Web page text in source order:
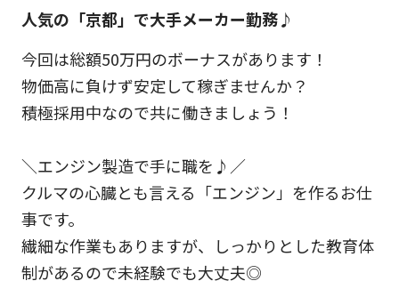
人気の「京都」で大手メーカー勤務♪
今回は総額50万円のボーナスがあります！
物価高に負けず安定して稼ぎませんか？
積極採用中なので共に働きましょう！
＼エンジン製造で手に職を♪／
クルマの心臓とも言える「エンジン」を作るお仕
事です。
繊細な作業もありますが、しっかりとした教育体
制があるので未経験でも大丈夫◎